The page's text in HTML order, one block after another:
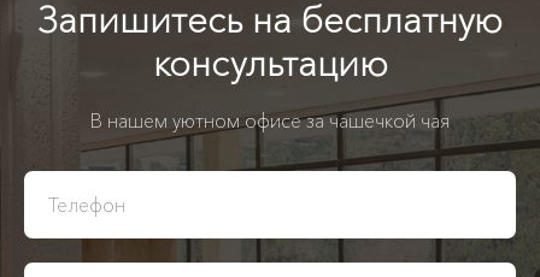
Запишитесь на бесплатную
консультацию
В нашем уютном офисе за чашечкой чая